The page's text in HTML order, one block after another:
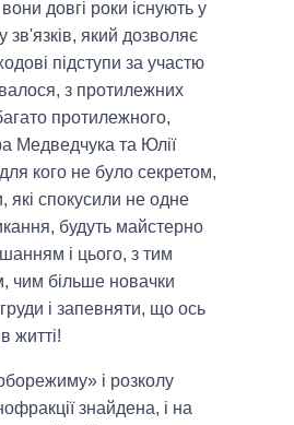
довгі роки існують у
зв'язків, який дозволяє
підступи за участю
з протилежних
протилежного,
Медведчука та Юлії
кого не було секретом,
які спокусили не одне
будуть майстерно
і цього, з тим
чим більше новачки
і запевняти, що ось
житті!
і розколу
знайдена, і на